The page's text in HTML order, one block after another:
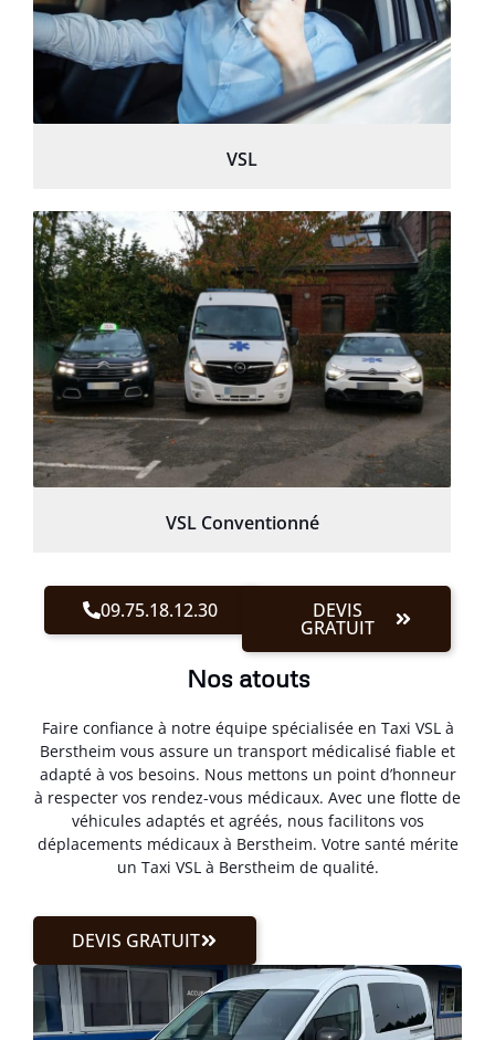
VSL
VSL Conventionné
09.75.18.12.30 DEVIS
GRATUIT
Nos atouts
Faire confiance à notre équipe spécialisée en Taxi VSL à
Berstheim vous assure un transport médicalisé fiable et
adapté à vos besoins. Nous mettons un point d’honneur
à respecter vos rendez-vous médicaux. Avec une flotte de
véhicules adaptés et agréés, nous facilitons vos
déplacements médicaux à Berstheim. Votre santé mérite
un Taxi VSL à Berstheim de qualité.
DEVIS GRATUIT